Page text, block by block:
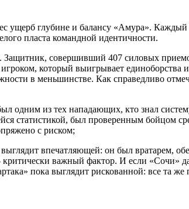
ущерб глубине и балансу «Амура».
пласта командной идентичности.
совершивший 407 силовых
который выигрывает
в меньшинстве. Как справедливо
одним из тех нападающих, кто знал
статистикой, был проверенным бойцом
с риском;
впечатляющей: он был вратарем,
важный фактор. И если «Сочи»
пока выглядит рискованной: все та же